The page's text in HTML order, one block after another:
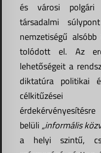
és városi polgári
társadalmi
nemzetiségű
tolódott el. Az
lehetőségeit a
diktatúra politikai
célkitűzései
belüli „informális
a helyi szintű,